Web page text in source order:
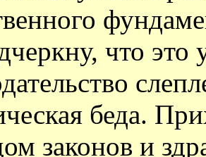
что
беда.
законов и